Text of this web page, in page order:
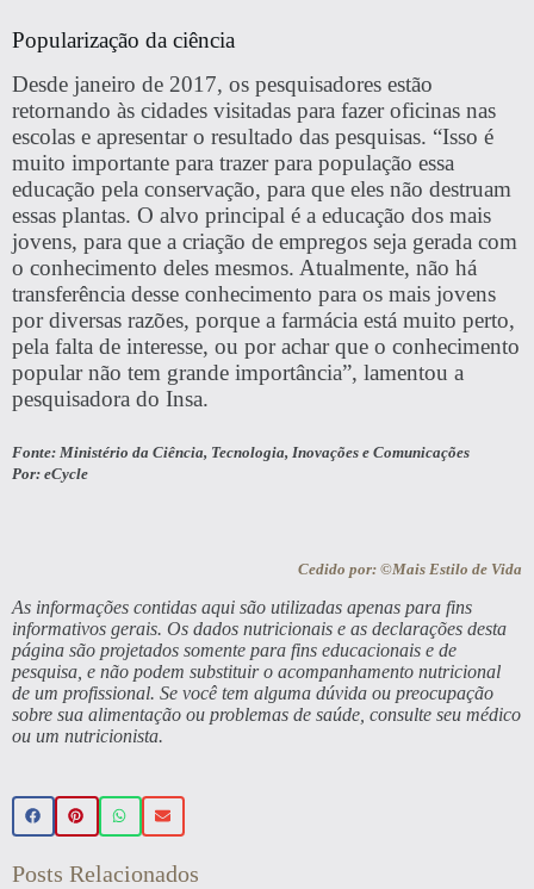
Popularização da ciência
Desde janeiro de 2017, os pesquisadores estão
retornando às cidades visitadas para fazer oficinas nas
escolas e apresentar o resultado das pesquisas. “Isso é
muito importante para trazer para população essa
educação pela conservação, para que eles não destruam
essas plantas. O alvo principal é a educação dos mais
jovens, para que a criação de empregos seja gerada com
o conhecimento deles mesmos. Atualmente, não há
transferência desse conhecimento para os mais jovens
por diversas razões, porque a farmácia está muito perto,
pela falta de interesse, ou por achar que o conhecimento
popular não tem grande importância”, lamentou a
pesquisadora do Insa.
Fonte: Ministério da Ciência, Tecnologia, Inovações e Comunicações
Por: eCycle
Cedido por: ©Mais Estilo de Vida
As informações contidas aqui são utilizadas apenas para fins
informativos gerais. Os dados nutricionais e as declarações desta
página são projetados somente para fins educacionais e de
pesquisa, e não podem substituir o acompanhamento nutricional
de um profissional. Se você tem alguma dúvida ou preocupação
sobre sua alimentação ou problemas de saúde, consulte seu médico
ou um nutricionista.
Posts Relacionados